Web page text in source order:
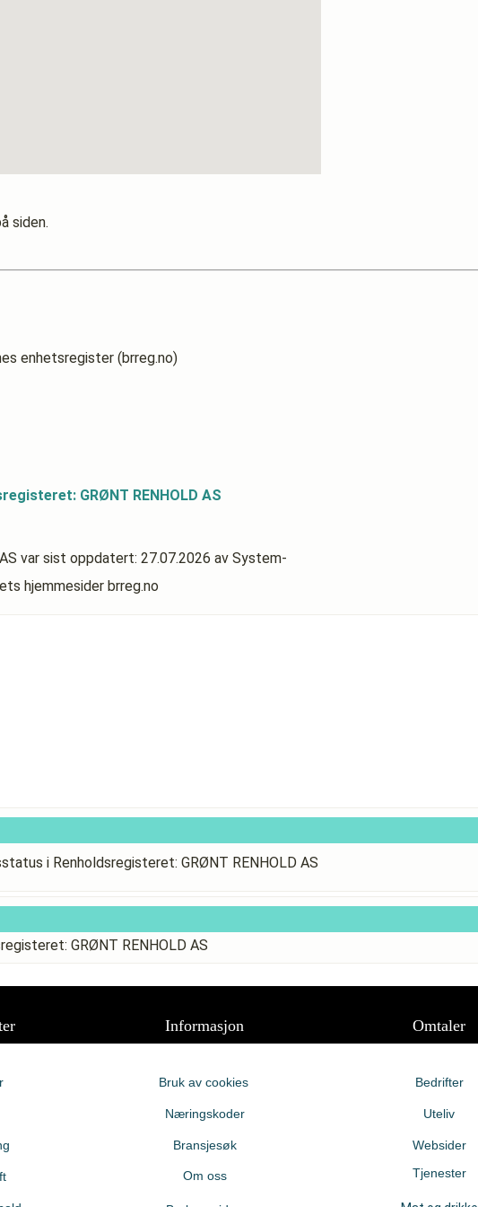
siden.
enhetsregister (brreg.no)
GRØNT RENHOLD AS
var sist oppdatert: 27.07.2026 av System-
hjemmesider brreg.no
i Renholdsregisteret: GRØNT RENHOLD AS
GRØNT RENHOLD AS
Informasjon Omtaler
Bruk av cookies
Næringskoder
Bransjesøk
Om oss
Bedrifter
Uteliv
Websider
Tjenester